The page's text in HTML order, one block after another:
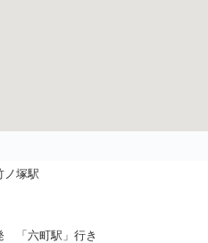
塚駅
「六町駅」行き